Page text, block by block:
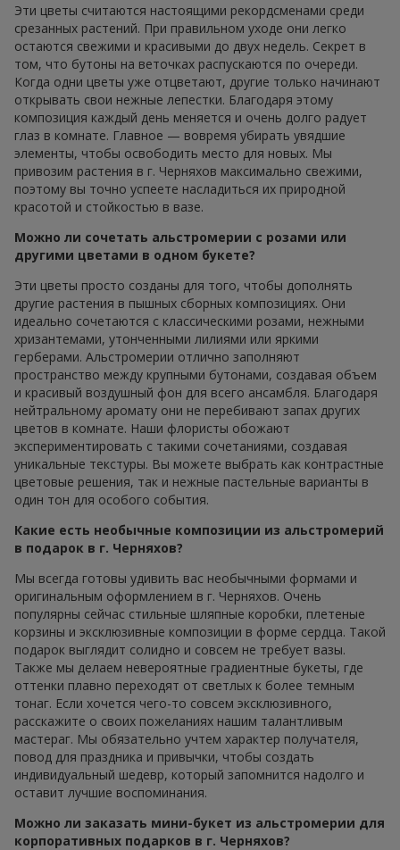
Эти цветы считаются настоящими рекордсменами среди
срезанных растений. При правильном уходе они легко
остаются свежими и красивыми до двух недель. Секрет в
том, что бутоны на веточках распускаются по очереди.
Когда одни цветы уже отцветают, другие только начинают
открывать свои нежные лепестки. Благодаря этому
композиция каждый день меняется и очень долго радует
глаз в комнате. Главное — вовремя убирать увядшие
элементы, чтобы освободить место для новых. Мы
привозим растения в г. Черняхов максимально свежими,
поэтому вы точно успеете насладиться их природной
красотой и стойкостью в вазе.
Можно ли сочетать альстромерии с розами или
другими цветами в одном букете?
Эти цветы просто созданы для того, чтобы дополнять
другие растения в пышных сборных композициях. Они
идеально сочетаются с классическими розами, нежными
хризантемами, утонченными лилиями или яркими
герберами. Альстромерии отлично заполняют
пространство между крупными бутонами, создавая объем
и красивый воздушный фон для всего ансамбля. Благодаря
нейтральному аромату они не перебивают запах других
цветов в комнате. Наши флористы обожают
экспериментировать с такими сочетаниями, создавая
уникальные текстуры. Вы можете выбрать как контрастные
цветовые решения, так и нежные пастельные варианты в
один тон для особого события.
Какие есть необычные композиции из альстромерий
в подарок в г. Черняхов?
Мы всегда готовы удивить вас необычными формами и
оригинальным оформлением в г. Черняхов. Очень
популярны сейчас стильные шляпные коробки, плетеные
корзины и эксклюзивные композиции в форме сердца. Такой
подарок выглядит солидно и совсем не требует вазы.
Также мы делаем невероятные градиентные букеты, где
оттенки плавно переходят от светлых к более темным
тонаг. Если хочется чего-то совсем эксклюзивного,
расскажите о своих пожеланиях нашим талантливым
мастераг. Мы обязательно учтем характер получателя,
повод для праздника и привычки, чтобы создать
индивидуальный шедевр, который запомнится надолго и
оставит лучшие воспоминания.
Можно ли заказать мини-букет из альстромерии для
корпоративных подарков в г. Черняхов?